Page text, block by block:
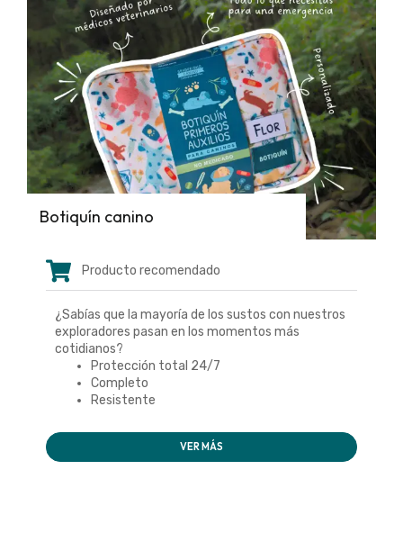
Botiquín canino
Producto recomendado
¿Sabías que la mayoría de los sustos con nuestros
exploradores pasan en los momentos más
cotidianos?
Protección total 24/7
Completo
Resistente
VER MÁS